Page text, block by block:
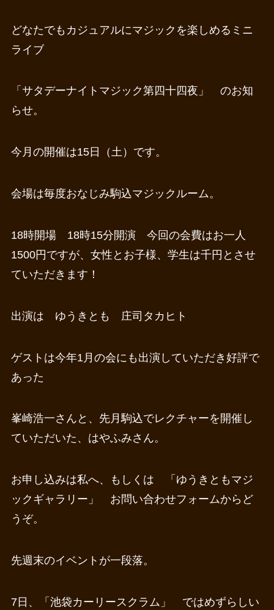
どなたでもカジュアルにマジックを楽しめるミニ
ライブ
「サタデーナイトマジック第四十四夜」 のお知
らせ。
今月の開催は15日（土）です。
会場は毎度おなじみ駒込マジックルーム。
18時開場 18時15分開演 今回の会費はお一人
1500円ですが、女性とお子様、学生は千円とさせ
ていただきます！
出演は ゆうきとも 庄司タカヒト
ゲストは今年1月の会にも出演していただき好評で
あった
峯崎浩一さんと、先月駒込でレクチャーを開催し
ていただいた、はやふみさん。
お申し込みは私へ、もしくは 「ゆうきともマジ
ックギャラリー」 お問い合わせフォームからど
うぞ。
先週末のイベントが一段落。
7日、「池袋カーリースクラム」 ではめずらしい